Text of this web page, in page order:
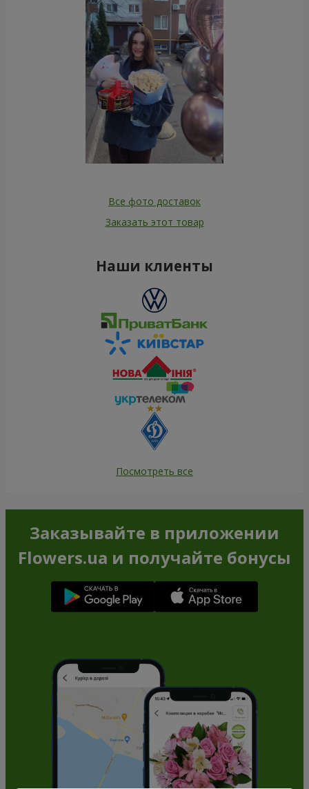
Все фото доставок
Заказать этот товар
Наши клиенты
Посмотреть все
Заказывайте в приложении
Flowers.ua и получайте бонусы